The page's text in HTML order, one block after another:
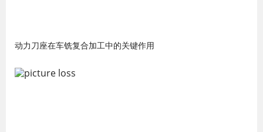
动力刀座在车铣复合加工中的关键作用